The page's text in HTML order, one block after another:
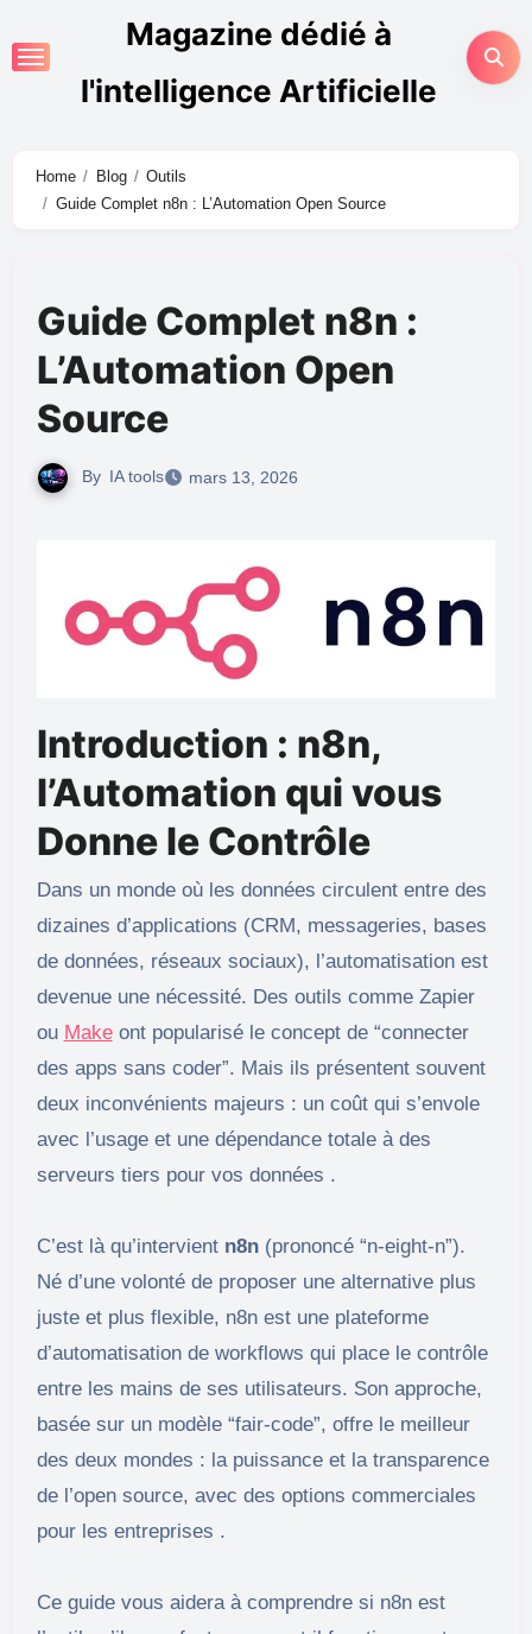
Magazine dédié à
l'intelligence Artificielle
Home Blog
Outils
Guide Complet n8n : L’Automation Open Source
Guide Complet n8n :
L’Automation Open
Source
By IA tools mars 13, 2026
Introduction : n8n,
l’Automation qui vous
Donne le Contrôle
Dans un monde où les données circulent entre des
dizaines d’applications (CRM, messageries, bases
de données, réseaux sociaux), l’automatisation est
devenue une nécessité. Des outils comme Zapier
ou Makeont popularisé le concept de “connecter
des apps sans coder”. Mais ils présentent souvent
deux inconvénients majeurs : un coût qui s’envole
avec l’usage et une dépendance totale à des
serveurs tiers pour vos données .
C’est là qu’intervient n8n(prononcé “n-eight-n”).
Né d’une volonté de proposer une alternative plus
juste et plus flexible, n8n est une plateforme
d’automatisation de workflows qui place le contrôle
entre les mains de ses utilisateurs. Son approche,
basée sur un modèle “fair-code”, offre le meilleur
des deux mondes : la puissance et la transparence
de l’open source, avec des options commerciales
pour les entreprises .
Ce guide vous aidera à comprendre si n8n est